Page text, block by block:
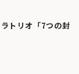
トリオ「7つの封